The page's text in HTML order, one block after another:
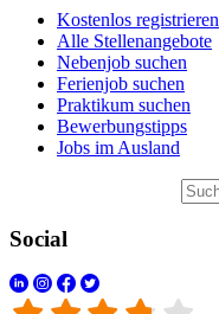
Kostenlos registrieren
Alle Stellenangebote
Nebenjob suchen
Ferienjob suchen
Praktikum suchen
Bewerbungstipps
Jobs im Ausland
Social